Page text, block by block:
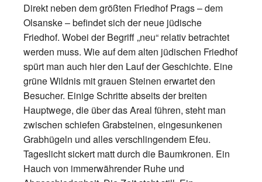
Direkt neben dem größten Friedhof Prags – dem
Olsanske – befindet sich der neue jüdische
Friedhof. Wobei der Begriff „neu“ relativ betrachtet
werden muss. Wie auf dem alten jüdischen Friedhof
spürt man auch hier den Lauf der Geschichte. Eine
grüne Wildnis mit grauen Steinen erwartet den
Besucher. Einige Schritte abseits der breiten
Hauptwege, die über das Areal führen, steht man
zwischen schiefen Grabsteinen, eingesunkenen
Grabhügeln und alles verschlingendem Efeu.
Tageslicht sickert matt durch die Baumkronen. Ein
Hauch von immerwährender Ruhe und